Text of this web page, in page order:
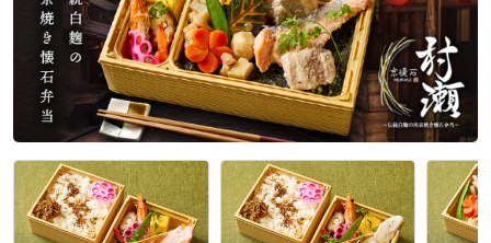
手作り弁当のマザーの口コミをもっと見る